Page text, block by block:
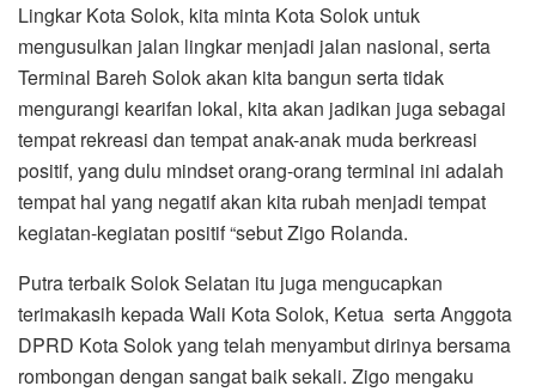
Lingkar Kota Solok, kita minta Kota Solok untuk
mengusulkan jalan lingkar menjadi jalan nasional, serta
Terminal Bareh Solok akan kita bangun serta tidak
mengurangi kearifan lokal, kita akan jadikan juga sebagai
tempat rekreasi dan tempat anak-anak muda berkreasi
positif, yang dulu mindset orang-orang terminal ini adalah
tempat hal yang negatif akan kita rubah menjadi tempat
kegiatan-kegiatan positif “sebut Zigo Rolanda.
Putra terbaik Solok Selatan itu juga mengucapkan
terimakasih kepada Wali Kota Solok, Ketua serta Anggota
DPRD Kota Solok yang telah menyambut dirinya bersama
rombongan dengan sangat baik sekali. Zigo mengaku